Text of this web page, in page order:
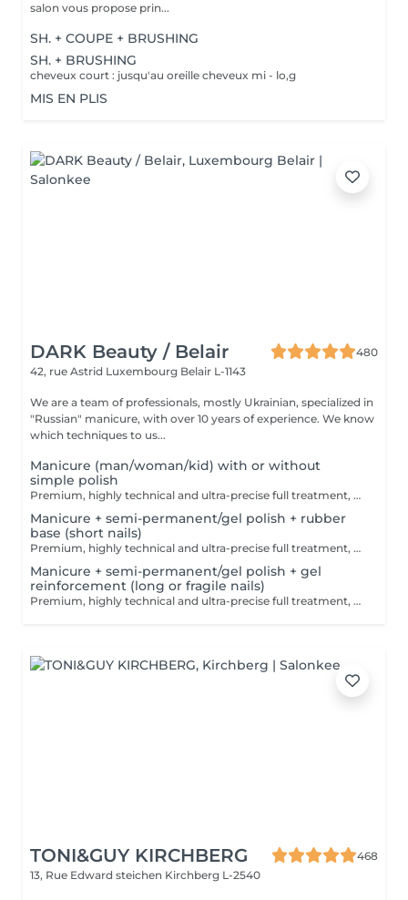
salon vous propose prin...
SH. + COUPE + BRUSHING
SH. + BRUSHING
cheveux court : jusqu'au oreille cheveux mi - lo,g
MIS EN PLIS
DARK Beauty / Belair
480
42, rue Astrid Luxembourg Belair L-1143
We are a team of professionals, mostly Ukrainian, specialized in
"Russian" manicure, with over 10 years of experience. We know
which techniques to us...
Manicure (man/woman/kid) with or without
simple polish
Premium, highly technical and ultra-precise full treatment, performed mainly with an e-file to achieve a perfectly clean nail contour and apply the polish as close as possible, even slightly under the cuticle. This technique helps visually delay the regrowth by around 10 days. Visual result: -Extremely well-groomed nails, clean contours, flawless shape -Instagram / photo studio effect: neat, precise, with no visible dry skin Service content: -Removal of old semi-permanent and/or gel polish (if needed, please book accordingly this option via this screen) -Very meticulous preparation of the nail plate -Removal of dead skin -Shape and file nails -Gentle cuticle care -Application of a transparent simple polish (if desired) OR application of your own simple polish to bring with you (if needed, please book accordingly this option via this screen) -Application of cuticle oil and hand cream
Manicure + semi-permanent/gel polish + rubber
base (short nails)
Premium, highly technical and ultra-precise full treatment, performed mainly with an e-file to achieve a perfectly clean nail contour and apply the polish as close as possible, even slightly under the cuticle. This technique helps visually delay the regrowth by around 10 days. Visual result: -Extremely well-groomed nails, clean contours, flawless shape -Instagram / photo studio effect: neat, precise, with no visible dry skin We also include a base coat, recommended for short nails in good condition. A perfect solution for flawless and long-lasting nails: -The average durability is 4 weeks!! Service content -> 80€ : -Removal of old semi-permanent and/or gel (if needed, already include in this price/service) -Very meticulous preparation of the nail plate -Removal of dead skin -Shape and file nails -Gentle cuticle care -Rubber base -Application of semi-permanent nail polish -Application of cuticle oil and hand cream Optional : -Price per nail extension on up to 5 nails (if so please book "WITH simple design") +3€/nail -Price per nail for nail art on up to 5 nails (if so please book "WITH simple design") +3€/nail -Price for simple design (French, Chrome, Baby Boomer, Cat Eyes, Stickers, Foil) 6-10 nails -> +20€ -Price for complex design (3D, Hand drawings, Stamping, French with Chrome, Baby Boomer with Chrome, French with Cat Eyes) 6-10 nails -> +30€
Manicure + semi-permanent/gel polish + gel
reinforcement (long or fragile nails)
Premium, highly technical and ultra-precise full treatment, performed mainly with an e-file to achieve a perfectly clean nail contour and apply the polish as close as possible, even slightly under the cuticle. This technique helps visually delay the regrowth by around 10 days. Visual result: -Extremely well-groomed nails, clean contours, flawless shape -Instagram / photo studio effect: neat, precise, with no visible dry skin We also include a gel reinforcement, recommended for long or fragile or broken nails. A perfect solution for flawless and long-lasting nails: -The average durability is 4 weeks!! Service content -> 95€ : -Removal of old semi-permanent and/or gel polish (if needed, already include in this price/service) -Very meticulous preparation of the nail plate -Removal of dead skin -Shape and file nails -Gentle cuticle care -Correction of the nail shape -Gel reinforcement -Application of semi-permanent nail polish -Application of cuticle oil and hand cream Optional : -Price per nail extension on up to 5 nails (if so please book "WITH simple design") +3€/nail -Price per nail for nail art on up to 5 nails (if so please book "WITH simple design") +3€/nail -Price for simple design (French, Chrome, Baby Boomer, Cat Eyes, Stickers, Foil) 6-10 nails -> +20€ -Price for complex design (3D, Hand drawings, Stamping, French with Chrome, Baby Boomer with Chrome, French with Cat Eyes) 6-10 nails -> +30€
TONI&GUY KIRCHBERG
468
13, Rue Edward steichen Kirchberg L-2540